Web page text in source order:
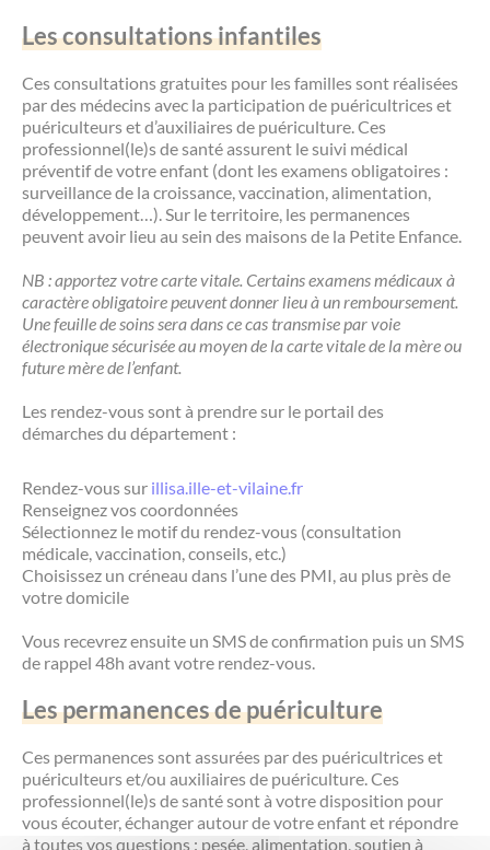
Annuaire de contacts
Les consultations infantiles
Ces consultations gratuites pour les familles sont réalisées
par des médecins avec la participation de puéricultrices et
puériculteurs et d’auxiliaires de puériculture. Ces
professionnel(le)s de santé assurent le suivi médical
préventif de votre enfant (dont les examens obligatoires :
surveillance de la croissance, vaccination, alimentation,
développement…). Sur le territoire, les permanences
peuvent avoir lieu au sein des maisons de la Petite Enfance.
NB : apportez votre carte vitale. Certains examens médicaux à
caractère obligatoire peuvent donner lieu à un remboursement.
Une feuille de soins sera dans ce cas transmise par voie
électronique sécurisée au moyen de la carte vitale de la mère ou
future mère de l’enfant.
Les rendez-vous sont à prendre sur le portail des
démarches du département :
Rendez-vous sur illisa.ille-et-vilaine.fr
Renseignez vos coordonnées
Sélectionnez le motif du rendez-vous (consultation
médicale, vaccination, conseils, etc.)
Choisissez un créneau dans l’une des PMI, au plus près de
votre domicile
Vous recevrez ensuite un SMS de confirmation puis un SMS
de rappel 48h avant votre rendez-vous.
Les permanences de puériculture
Ces permanences sont assurées par des puéricultrices et
puériculteurs et/ou auxiliaires de puériculture. Ces
professionnel(le)s de santé sont à votre disposition pour
vous écouter, échanger autour de votre enfant et répondre
à toutes vos questions : pesée, alimentation, soutien à